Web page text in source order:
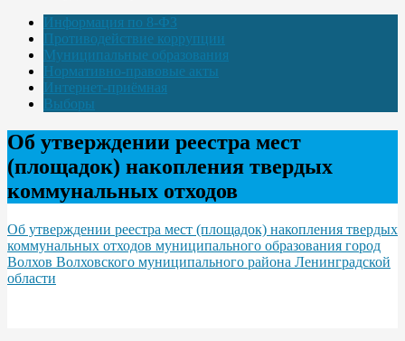
Информация по 8-ФЗ
Противодействие коррупции
Муниципальные образования
Нормативно-правовые акты
Интернет-приёмная
Выборы
Об утверждении реестра мест
(площадок) накопления твердых
коммунальных отходов
Об утверждении реестра мест (площадок) накопления твердых
коммунальных отходов муниципального образования город
Волхов Волховского муниципального района Ленинградской
области